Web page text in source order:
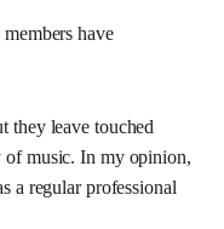
have
they leave touched
of music. In my opinion,
a regular professional